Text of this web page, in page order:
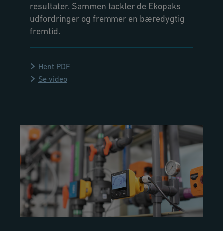
resultater. Sammen tackler de Ekopaks
udfordringer og fremmer en bæredygtig
fremtid.
Hent PDF
Se video